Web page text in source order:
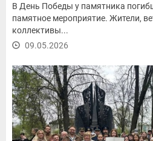
В День Победы у памятника
памятное мероприятие. Жители,
коллективы...
09.05.2026